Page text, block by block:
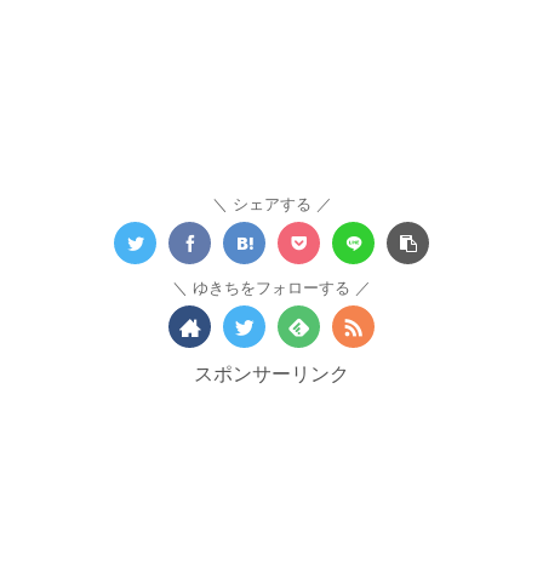
シェアする
ゆきちをフォローする
スポンサーリンク